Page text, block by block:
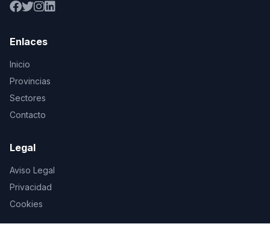
Enlaces
Inicio
Provincias
Sectores
Contacto
Legal
Aviso Legal
Privacidad
Cookies